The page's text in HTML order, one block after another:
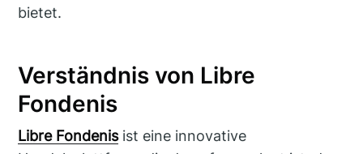
bietet.
Verständnis von Libre
Fondenis
Libre Fondenisist eine innovative